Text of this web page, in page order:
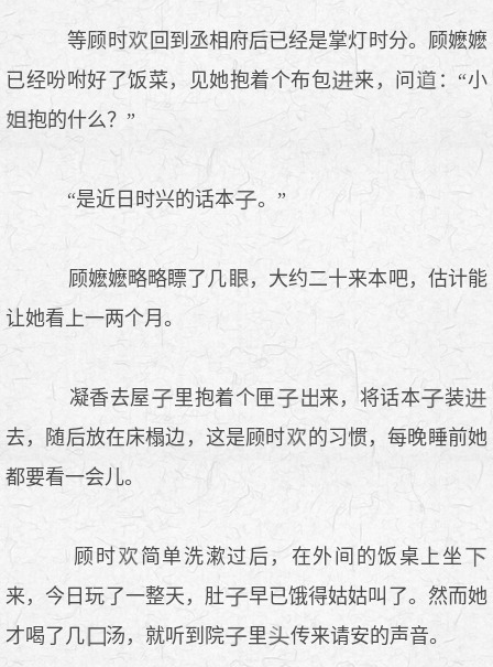
等顾时
回到丞相府后已经是掌灯时分。顾嬷嬷
已经吩咐好了饭菜，见她抱着个布包
来，问
：“小
抱的什么？”
“是近日时兴的话本 。”
顾嬷嬷略略瞟了几
，大约二十来本吧，估计能
让她看上一两个月。
凝香去屋 里抱着个匣 来，将话本
装
去，随后放在床榻边，这是顾时
的习惯，每晚睡前她
都要看一会儿。
顾时
简单洗漱过后，在外间的饭桌上坐
来，今日玩了一整天，肚
早已饿得姑姑叫了。然而她
才喝了几
汤，就听到院 里 传来请安的声音。